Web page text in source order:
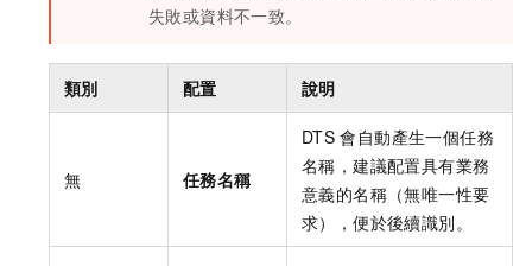
失敗或資料不一致。
類別 配置 說明
無 任務名稱
DTS 會自動產生一個任務
名稱，建議配置具有業務
意義的名稱（無唯一性要
求），便於後續識別。